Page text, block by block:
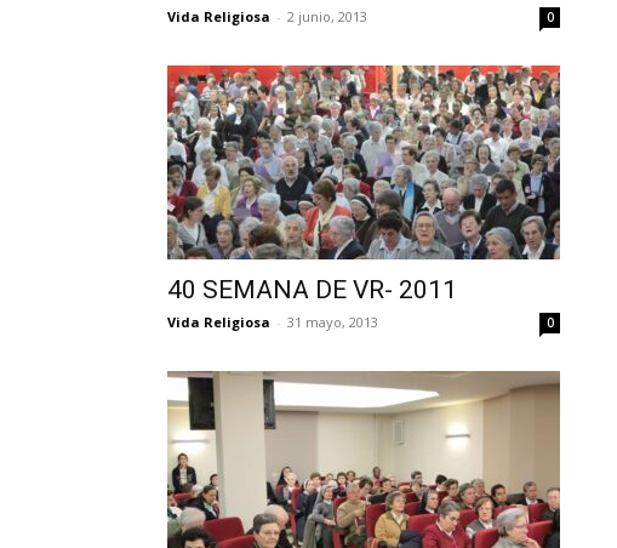
Vida Religiosa - 2 junio, 2013 0
40 SEMANA DE VR- 2011
Vida Religiosa - 31 mayo, 2013 0